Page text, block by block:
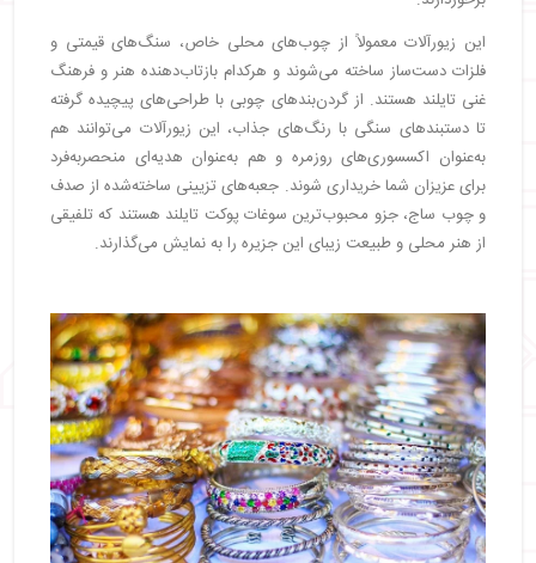
این زیورآلات معمولاً از چوب‌های محلی خاص، سنگ‌های قیمتی و
فلزات دست‌ساز ساخته می‌شوند و هرکدام بازتاب‌دهنده هنر و فرهنگ
غنی تایلند هستند. از گردن‌بندهای چوبی با طراحی‌های پیچیده گرفته
تا دستبندهای سنگی با رنگ‌های جذاب، این زیورآلات می‌توانند هم
به‌عنوان اکسسوری‌های روزمره و هم به‌عنوان هدیه‌ای منحصربه‌فرد
برای عزیزان شما خریداری شوند. جعبه‌های تزیینی ساخته‌شده از صدف
و چوب ساج، جزو محبوب‌ترین سوغات پوکت تایلند هستند که تلفیقی
از هنر محلی و طبیعت زیبای این جزیره را به نمایش می‌گذارند.